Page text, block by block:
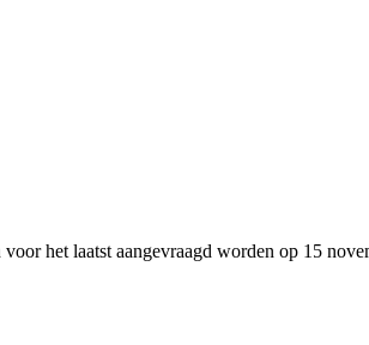
het laatst aangevraagd worden op 15